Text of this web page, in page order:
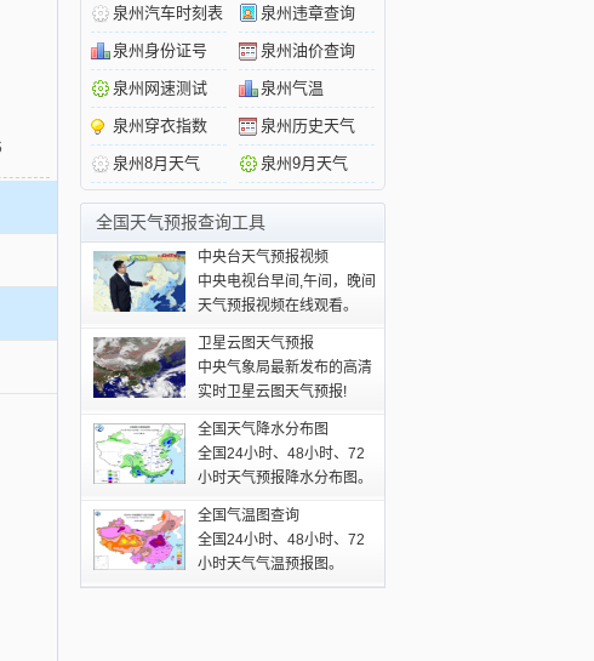
泉州汽车时刻表 泉州违章查询
泉州身份证号 泉州油价查询
泉州网速测试 泉州气温
泉州穿衣指数 泉州历史天气
泉州8月天气 泉州9月天气
全国天气预报查询工具
中央台天气预报视频
中央电视台早间,午间，晚间
天气预报视频在线观看。
卫星云图天气预报
中央气象局最新发布的高清
实时卫星云图天气预报!
全国天气降水分布图
全国24小时、48小时、72
小时天气预报降水分布图。
全国气温图查询
全国24小时、48小时、72
小时天气气温预报图。